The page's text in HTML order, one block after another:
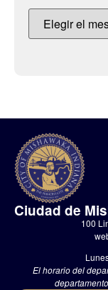
Ciudad de
100
El horario del